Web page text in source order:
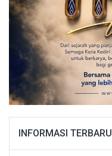
INFORMASI TERBARU